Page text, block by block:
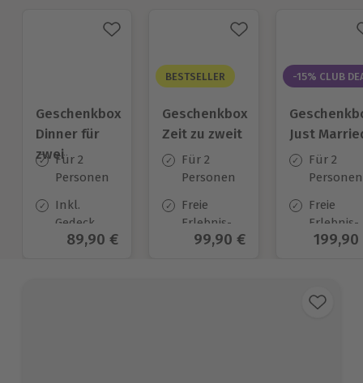
Geschenkbox
Dinner für
zweiFür 2
Personen
Inkl.
Gedeck
und
Aktueller Preis
89,90 €
BESTSELLER
Geschenkbox
Zeit zu zweit
Für 2
Personen
Freie
Erlebnis-
Auswahl
Aktueller Preis
99,90 €
-15% CLUB
Just
Für 2
Personen
Freie
Erlebnis-
Auswahl
199,90